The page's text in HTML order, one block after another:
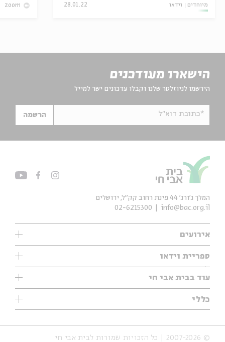
מיוחדים וידאו 28.01.22
zoom
הישארו מעודכנים
הירשמו לניוזלטר שלנו וקבלו עדכונים ישר למייל
*כתובת דוא"ל הרשמה
אירועים
עיון
אנגלית
נוער
סדרות
אירועי עבר
ספריית וידאו
ילדים
מוזיקה
עיון
מיוחדים
עוד בבית אבי חי
תערוכות
מיוחדים
כללי
אודות
הצהרת נגישות
המלך ג'ורג' 44 פינת רחוב קק״ל, ירושלים
info@bac.org.il
02-6215300
© 2007-2026 | כל הזכויות שמורות לבית אבי חי